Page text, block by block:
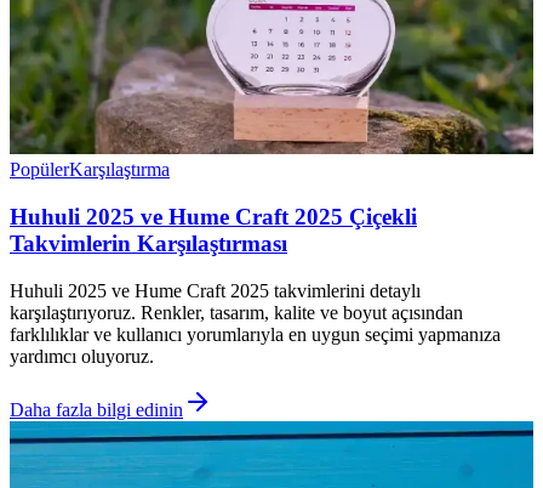
PopülerKarşılaştırma
Huhuli 2025 ve Hume Craft 2025 Çiçekli
Takvimlerin Karşılaştırması
Huhuli 2025 ve Hume Craft 2025 takvimlerini detaylı
karşılaştırıyoruz. Renkler, tasarım, kalite ve boyut açısından
farklılıklar ve kullanıcı yorumlarıyla en uygun seçimi yapmanıza
yardımcı oluyoruz.
Daha fazla bilgi edinin